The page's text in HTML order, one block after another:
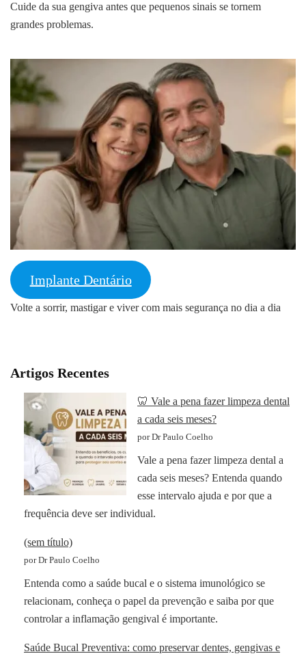
Cuide da sua gengiva antes que pequenos sinais se tornem
grandes problemas.
Implante Dentário
Volte a sorrir, mastigar e viver com mais segurança no dia a dia
Artigos Recentes
🦷 Vale a pena fazer limpeza dental
a cada seis meses?
por Dr Paulo Coelho
Vale a pena fazer limpeza dental a
cada seis meses? Entenda quando
esse intervalo ajuda e por que a
frequência deve ser individual.
(sem título)
por Dr Paulo Coelho
Entenda como a saúde bucal e o sistema imunológico se
relacionam, conheça o papel da prevenção e saiba por que
controlar a inflamação gengival é importante.
Saúde Bucal Preventiva: como preservar dentes, gengivas e